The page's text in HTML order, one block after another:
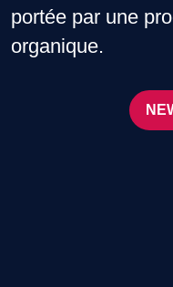
portée par une
organique.